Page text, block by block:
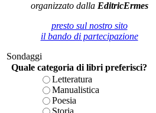
organizzato dalla EditricErmes
presto sul nostro sito
il bando di partecipazione
Sondaggi
Quale categoria di libri preferisci?
Letteratura
Manualistica
Poesia
Storia